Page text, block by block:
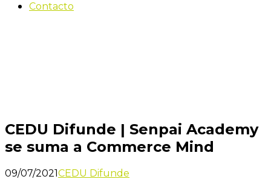
Contacto
CEDU Difunde | Senpai Academy
se suma a Commerce Mind
09/07/2021CEDU Difunde